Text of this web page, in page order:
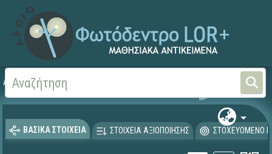
Αρχική
ΒΑΣΙΚΑ ΣΤΟΙΧΕΙΑ ΣΤΟΙΧΕΙΑ ΑΞΙΟΠΟΙΗΣΗΣ ΣΤΟΧΕΥΟΜΕΝΟ